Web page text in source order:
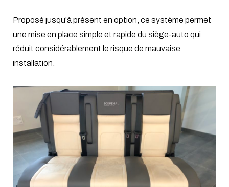
Proposé jusqu’à présent en option, ce système permet
une mise en place simple et rapide du siège-auto qui
réduit considérablement le risque de mauvaise
installation.